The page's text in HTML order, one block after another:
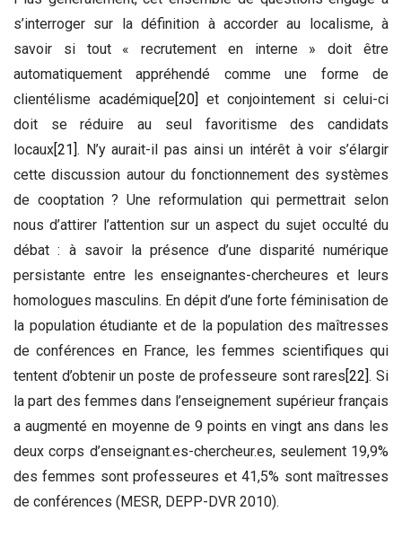
s’interroger sur la définition à accorder au localisme, à
savoir si tout « recrutement en interne » doit être
automatiquement appréhendé comme une forme de
clientélisme académique[20] et conjointement si celui-ci
doit se réduire au seul favoritisme des candidats
locaux[21]. N’y aurait-il pas ainsi un intérêt à voir s’élargir
cette discussion autour du fonctionnement des systèmes
de cooptation ? Une reformulation qui permettrait selon
nous d’attirer l’attention sur un aspect du sujet occulté du
débat : à savoir la présence d’une disparité numérique
persistante entre les enseignantes-chercheures et leurs
homologues masculins. En dépit d’une forte féminisation de
la population étudiante et de la population des maîtresses
de conférences en France, les femmes scientifiques qui
tentent d’obtenir un poste de professeure sont rares[22]. Si
la part des femmes dans l’enseignement supérieur français
a augmenté en moyenne de 9 points en vingt ans dans les
deux corps d’enseignant.es-chercheur.es, seulement 19,9%
des femmes sont professeures et 41,5% sont maîtresses
de conférences (MESR, DEPP-DVR 2010).